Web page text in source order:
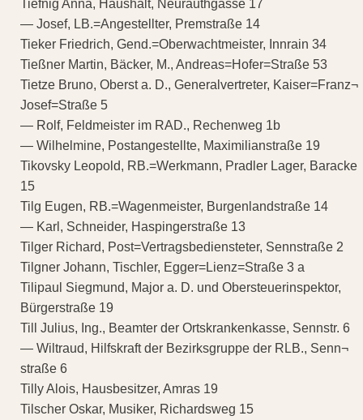
Tiefnig Anna, Haushalt, Neurauthgasse 17
— Josef, LB.=Angestellter, Premstraße 14
Tieker Friedrich, Gend.=Oberwachtmeister, Innrain 34
Tießner Martin, Bäcker, M., Andreas=Hofer=Straße 53
Tietze Bruno, Oberst a. D., Generalvertreter, Kaiser=Franz¬
Josef=Straße 5
— Rolf, Feldmeister im RAD., Rechenweg 1b
— Wilhelmine, Postangestellte, Maximilianstraße 19
Tikovsky Leopold, RB.=Werkmann, Pradler Lager, Baracke
15
Tilg Eugen, RB.=Wagenmeister, Burgenlandstraße 14
— Karl, Schneider, Haspingerstraße 13
Tilger Richard, Post=Vertragsbediensteter, Sennstraße 2
Tilgner Johann, Tischler, Egger=Lienz=Straße 3 a
Tilipaul Siegmund, Major a. D. und Obersteuerinspektor,
Bürgerstraße 19
Till Julius, Ing., Beamter der Ortskrankenkasse, Sennstr. 6
— Wiltraud, Hilfskraft der Bezirksgruppe der RLB., Senn¬
straße 6
Tilly Alois, Hausbesitzer, Amras 19
Tilscher Oskar, Musiker, Richardsweg 15